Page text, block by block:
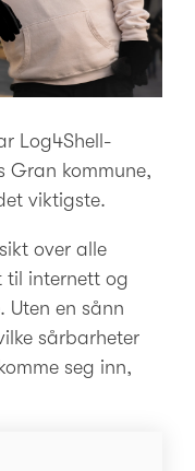
Log4Shell-
Gran kommune,
viktigste.
over alle
til internett og
Uten en sånn
sårbarheter
seg inn,